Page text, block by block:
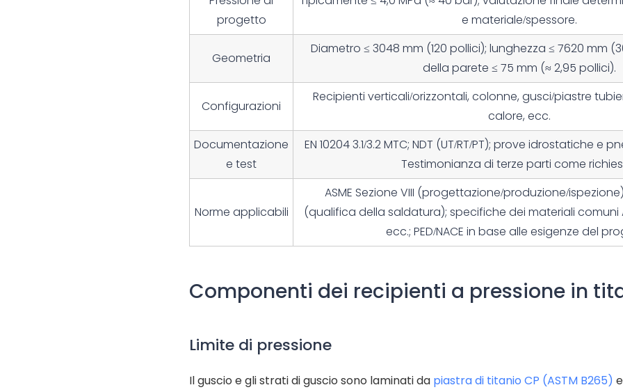
progetto
e materiale/spessore.
Geometria
Diametro ≤ 3048 mm (120 pollici); lunghezza ≤ 7620 mm
della parete ≤ 75 mm (≈ 2,95 pollici).
Configurazioni
Recipienti verticali/orizzontali, colonne, gusci/piastre
calore, ecc.
Documentazione
e test
EN 10204 3.1/3.2MTC; NDT (UT/RT/PT); prove idrostatiche e
Testimonianza di terze parti come
Norme applicabili
ASME Sezione VIII (progettazione/produzione/
(qualifica della saldatura); specifiche dei materiali comuni
ecc.; PED/NACE in base alle esigenze del
Componenti dei recipienti a pressione in
Limite di pressione
Il guscio e gli strati di guscio sono laminati da piastra di titanio CP (ASTM B265)